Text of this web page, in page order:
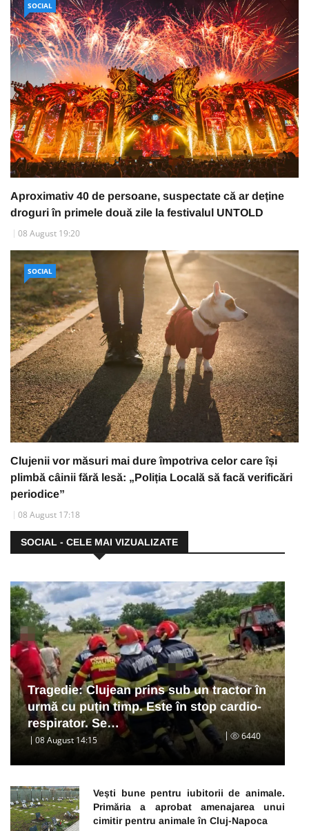
SOCIAL
Aproximativ 40 de persoane, suspectate că ar deține
droguri în primele două zile la festivalul UNTOLD
08 August 19:20
SOCIAL
Clujenii vor măsuri mai dure împotriva celor care își
plimbă câinii fără lesă: „Poliția Locală să facă verificări
periodice”
08 August 17:18
SOCIAL - CELE MAI VIZUALIZATE
Tragedie: Clujean prins sub un tractor în
urmă cu puțin timp. Este în stop cardio-
respirator. Se…
08 August 14:15 6440
Vești bune pentru iubitorii de animale.
Primăria a aprobat amenajarea unui
cimitir pentru animale în Cluj-Napoca